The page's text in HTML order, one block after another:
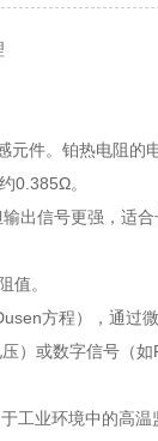
件。铂热电阻的
0.385Ω。
出信号更强，适合
值。
方程），通过
或数字信号（
业环境中的高温